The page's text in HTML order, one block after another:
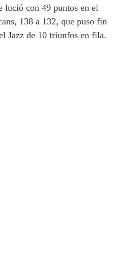
lució con 49 puntos en el
138 a 132, que puso fin
Jazz de 10 triunfos en fila.